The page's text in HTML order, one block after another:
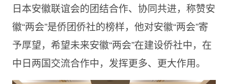
日本安徽联谊会的团结合作、协同共进，称赞安
徽“两会”是侨团侨社的榜样，他对安徽“两会”寄
予厚望，希望未来安徽“两会”在建设侨社中，在
中日两国交流合作中，发挥更多、更大作用。